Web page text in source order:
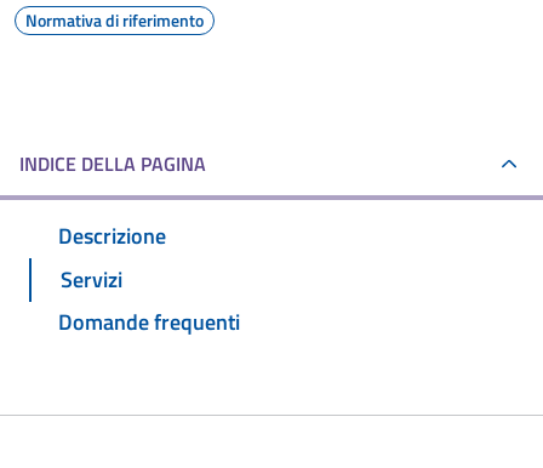
Normativa di riferimento
INDICE DELLA PAGINA
Descrizione
Servizi
Domande frequenti